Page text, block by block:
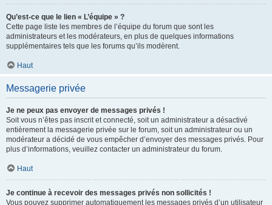
Qu’est-ce que le lien « L’équipe » ?
Cette page liste les membres de l’équipe du forum que sont les
administrateurs et les modérateurs, en plus de quelques informations
supplémentaires tels que les forums qu’ils modèrent.
Haut
Messagerie privée
Je ne peux pas envoyer de messages privés !
Soit vous n’êtes pas inscrit et connecté, soit un administrateur a désactivé
entièrement la messagerie privée sur le forum, soit un administrateur ou un
modérateur a décidé de vous empêcher d’envoyer des messages privés. Pour
plus d’informations, veuillez contacter un administrateur du forum.
Haut
Je continue à recevoir des messages privés non sollicités !
Vous pouvez supprimer automatiquement les messages privés d’un utilisateur